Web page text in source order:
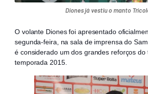
Diones já vestiu o manto
O volante Diones foi apresentado
segunda-feira, na sala de imprensa do
é considerado um dos grandes reforços do
temporada 2015.